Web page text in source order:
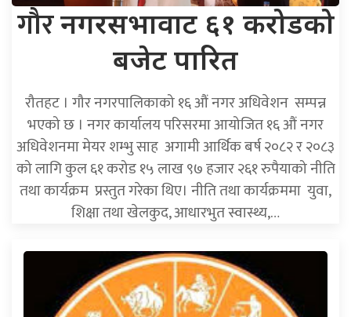
गौरनगरसभावाट ६१ करोडको
बजेट पारित
रौतहट । गौर नगरपालिकाको १६ औं नगर अधिवेशन सम्पन्न
भएको छ । नगर कार्यालय परिसरमा आयोजित १६ औं नगर
अधिवेशनमा मेयर शम्भु साह अगामी आर्थिक बर्ष २०८२ र २०८३
को लागि कुल ६१ करोड १५ लाख ९७ हजार २६१ रुपैयाको नीति
तथा कार्यक्रम प्रस्तुत गरेका थिए। नीति तथा कार्यक्रममा युवा,
शिक्षा तथा खेलकुद, आधारभुत स्वास्थ्य,…